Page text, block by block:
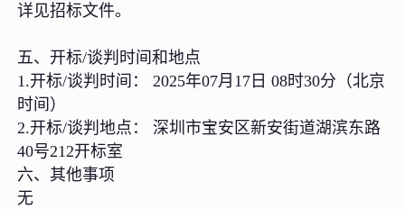
详见招标文件。
五、开标/谈判时间和地点
1.开标/谈判时间： 2025年07月17日 08时30分（北京
时间）
2.开标/谈判地点： 深圳市宝安区新安街道湖滨东路
40号212开标室
六、其他事项
无